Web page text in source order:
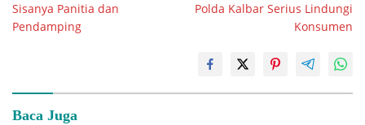
Sisanya Panitia dan
Pendamping
Polda Kalbar Serius Lindungi
Konsumen
Baca Juga